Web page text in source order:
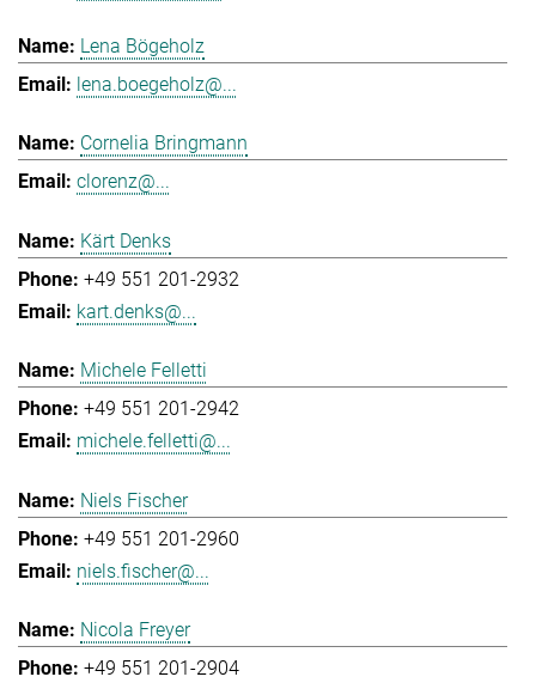
Lena Bögeholz
lena.boegeholz@...
Cornelia Bringmann
clorenz@...
Kärt Denks
+49 551 201-2932
kart.denks@...
Michele Felletti
+49 551 201-2942
michele.felletti@...
Niels Fischer
+49 551 201-2960
niels.fischer@...
Nicola Freyer
+49 551 201-2904